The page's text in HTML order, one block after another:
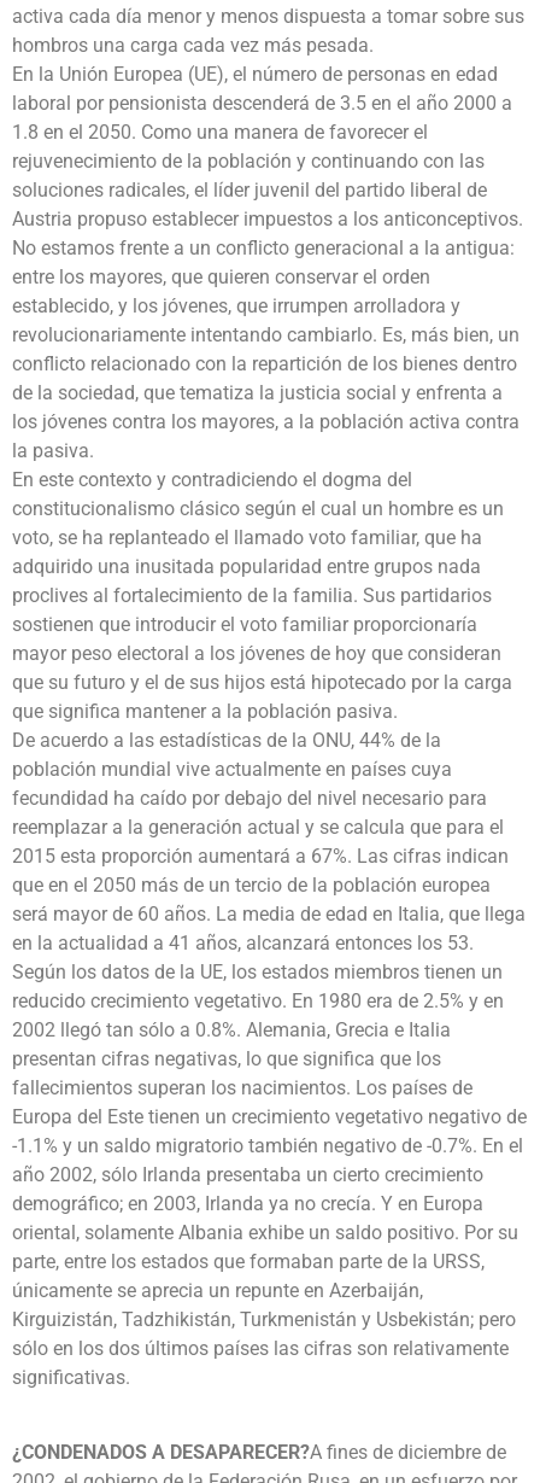
activa cada día menor y menos dispuesta a tomar sobre sus
hombros una carga cada vez más pesada.
En la Unión Europea (UE), el número de personas en edad
laboral por pensionista descenderá de 3.5 en el año 2000 a
1.8 en el 2050. Como una manera de favorecer el
rejuvenecimiento de la población y continuando con las
soluciones radicales, el líder juvenil del partido liberal de
Austria propuso establecer impuestos a los anticonceptivos.
No estamos frente a un conflicto generacional a la antigua:
entre los mayores, que quieren conservar el orden
establecido, y los jóvenes, que irrumpen arrolladora y
revolucionariamente intentando cambiarlo. Es, más bien, un
conflicto relacionado con la repartición de los bienes dentro
de la sociedad, que tematiza la justicia social y enfrenta a
los jóvenes contra los mayores, a la población activa contra
la pasiva.
En este contexto y contradiciendo el dogma del
constitucionalismo clásico según el cual un hombre es un
voto, se ha replanteado el llamado voto familiar, que ha
adquirido una inusitada popularidad entre grupos nada
proclives al fortalecimiento de la familia. Sus partidarios
sostienen que introducir el voto familiar proporcionaría
mayor peso electoral a los jóvenes de hoy que consideran
que su futuro y el de sus hijos está hipotecado por la carga
que significa mantener a la población pasiva.
De acuerdo a las estadísticas de la ONU, 44% de la
población mundial vive actualmente en países cuya
fecundidad ha caído por debajo del nivel necesario para
reemplazar a la generación actual y se calcula que para el
2015 esta proporción aumentará a 67%. Las cifras indican
que en el 2050 más de un tercio de la población europea
será mayor de 60 años. La media de edad en Italia, que llega
en la actualidad a 41 años, alcanzará entonces los 53.
Según los datos de la UE, los estados miembros tienen un
reducido crecimiento vegetativo. En 1980 era de 2.5% y en
2002 llegó tan sólo a 0.8%. Alemania, Grecia e Italia
presentan cifras negativas, lo que significa que los
fallecimientos superan los nacimientos. Los países de
Europa del Este tienen un crecimiento vegetativo negativo de
-1.1% y un saldo migratorio también negativo de -0.7%. En el
año 2002, sólo Irlanda presentaba un cierto crecimiento
demográfico; en 2003, Irlanda ya no crecía. Y en Europa
oriental, solamente Albania exhibe un saldo positivo. Por su
parte, entre los estados que formaban parte de la URSS,
únicamente se aprecia un repunte en Azerbaiján,
Kirguizistán, Tadzhikistán, Turkmenistán y Usbekistán; pero
sólo en los dos últimos países las cifras son relativamente
significativas.
¿CONDENADOS A DESAPARECER?A fines de diciembre de